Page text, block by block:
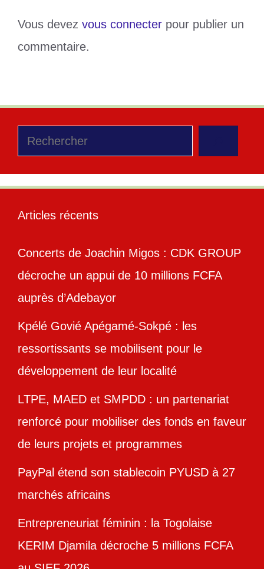
Vous devez vous connecter pour publier un
commentaire.
Rechercher
Articles récents
Concerts de Joachin Migos : CDK GROUP
décroche un appui de 10 millions FCFA
auprès d’Adebayor
Kpélé Govié Apégamé-Sokpé : les
ressortissants se mobilisent pour le
développement de leur localité
LTPE, MAED et SMPDD : un partenariat
renforcé pour mobiliser des fonds en faveur
de leurs projets et programmes
PayPal étend son stablecoin PYUSD à 27
marchés africains
Entrepreneuriat féminin : la Togolaise
KERIM Djamila décroche 5 millions FCFA